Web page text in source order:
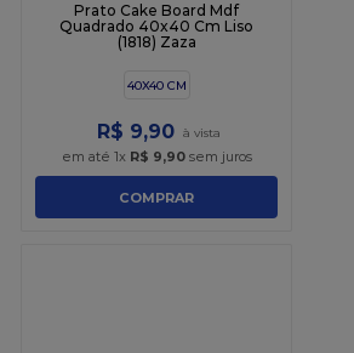
Prato Cake Board Mdf
Quadrado 40x40 Cm Liso
(1818) Zaza
40X40 CM
R$ 9,90
em até 1x R$ 9,90sem juros
COMPRAR